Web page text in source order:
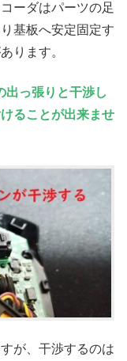
ーダはパーツの足
基板へ安定固定す
ります。
出っ張りと干渉し
ることが出来ませ
が、干渉するのは